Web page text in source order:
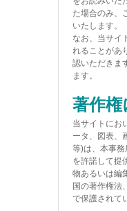
た場合のみ、
いたします。
なお、当サイ
れることがあ
認いただきま
ます。
著作権
当サイトにお
ータ、図表、
等)は、本事
を許諾して提
物あるいは編
国の著作権法
で保護されて